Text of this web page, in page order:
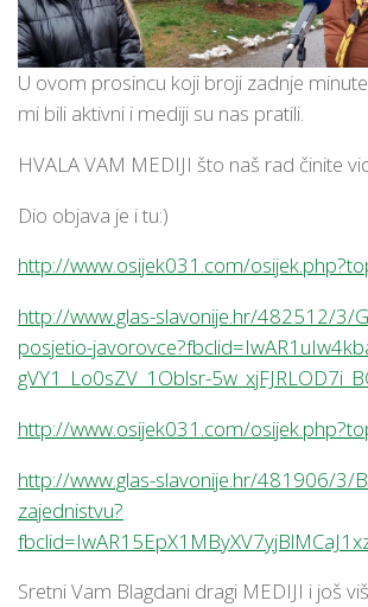
U ovom prosincu koji broji zadnje
mi bili aktivni i mediji su nas pratili.
HVALA VAM MEDIJI što naš rad činite
Dio objava je i tu:)
http://www.osijek031.com/
http://www.glas-slavonije.hr/482512/3/
posjetio-
gVY1_Lo0sZV_1Oblsr-
http://www.osijek031.com/
http://www.glas-slavonije.hr/481906/3/
zajednistvu?
Sretni Vam Blagdani dragi MEDIJI i još